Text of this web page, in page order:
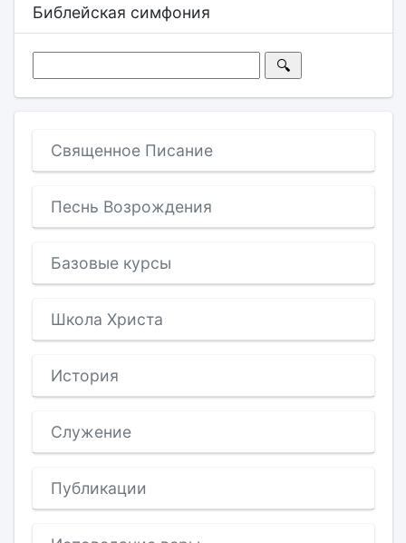
Библейская симфония
Священное Писание
Песнь Возрождения
Базовые курсы
Школа Христа
История
Служение
Публикации